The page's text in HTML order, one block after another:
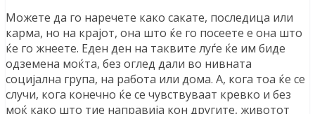
Можете да го наречете како сакате, последица или
карма, но на крајот, она што ќе го посеете е она што
ќе го жнеете. Еден ден на таквите луѓе ќе им биде
одземена моќта, без оглед дали во нивната
социјална група, на работа или дома. А, кога тоа ќе се
случи, кога конечно ќе се чувствуваат кревко и без
моќ како што тие направија кон другите, животот